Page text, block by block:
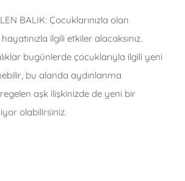
BALIK: Çocuklarınızla olan
ilgili etkiler alacaksınız.
bugünlerde çocuklarıyla ilgili yeni
bu alanda aydınlanma
aşk ilişkinizde de yeni bir
olabilirsiniz.